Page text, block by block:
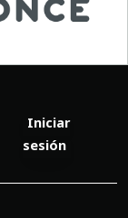
Iniciar
sesión